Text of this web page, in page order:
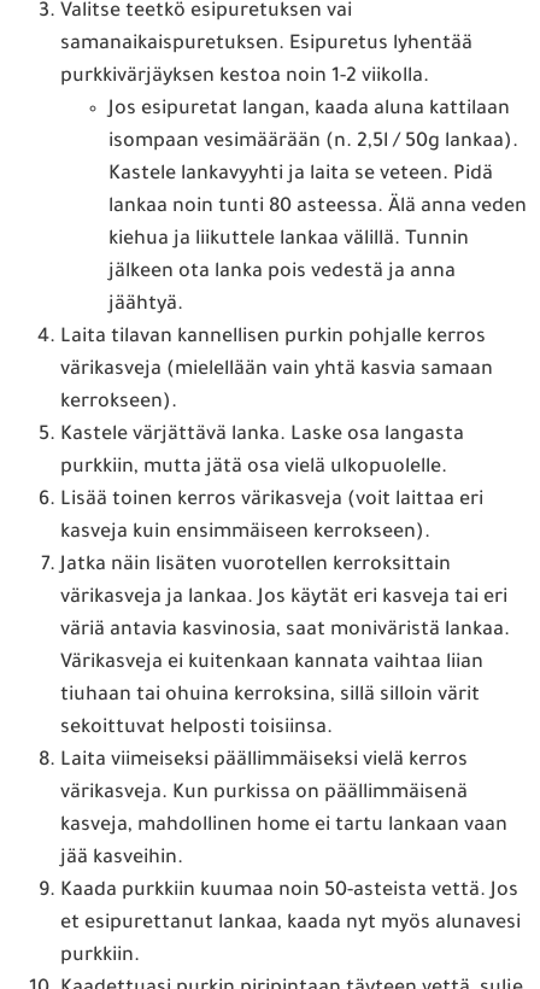
Valitse teetkö esipuretuksen vai
samanaikaispuretuksen. Esipuretus lyhentää
purkkivärjäyksen kestoa noin 1-2 viikolla.
Jos esipuretat langan, kaada aluna kattilaan
isompaan vesimäärään (n. 2,5l / 50g lankaa).
Kastele lankavyyhti ja laita se veteen. Pidä
lankaa noin tunti 80 asteessa. Älä anna veden
kiehua ja liikuttele lankaa välillä. Tunnin
jälkeen ota lanka pois vedestä ja anna
jäähtyä.
Laita tilavan kannellisen purkin pohjalle kerros
värikasveja (mielellään vain yhtä kasvia samaan
kerrokseen).
Kastele värjättävä lanka. Laske osa langasta
purkkiin, mutta jätä osa vielä ulkopuolelle.
Lisää toinen kerros värikasveja (voit laittaa eri
kasveja kuin ensimmäiseen kerrokseen).
Jatka näin lisäten vuorotellen kerroksittain
värikasveja ja lankaa. Jos käytät eri kasveja tai eri
väriä antavia kasvinosia, saat moniväristä lankaa.
Värikasveja ei kuitenkaan kannata vaihtaa liian
tiuhaan tai ohuina kerroksina, sillä silloin värit
sekoittuvat helposti toisiinsa.
Laita viimeiseksi päällimmäiseksi vielä kerros
värikasveja. Kun purkissa on päällimmäisenä
kasveja, mahdollinen home ei tartu lankaan vaan
jää kasveihin.
Kaada purkkiin kuumaa noin 50-asteista vettä. Jos
et esipurettanut lankaa, kaada nyt myös alunavesi
purkkiin.